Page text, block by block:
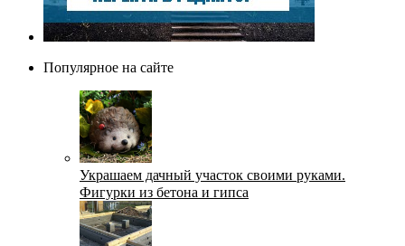
Популярное на сайте
Украшаем дачный участок своими руками.
Фигурки из бетона и гипса